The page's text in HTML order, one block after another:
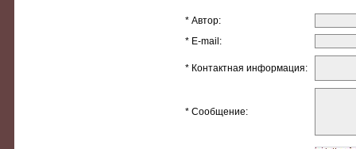
* Автор:
* E-mail:
* Контактная информация:
* Сообщение: